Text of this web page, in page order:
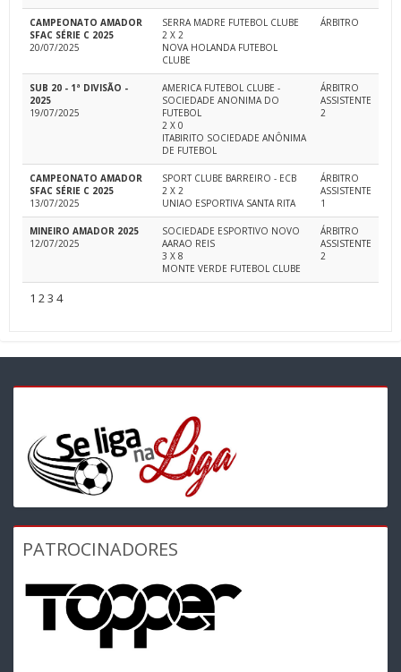
CAMPEONATO AMADOR
SFAC SÉRIE C 2025
20/07/2025
SERRA MADRE FUTEBOL CLUBE
2 X 2
NOVA HOLANDA FUTEBOL
CLUBE
ÁRBITRO
SUB 20 - 1ª DIVISÃO -
2025
19/07/2025
AMERICA FUTEBOL CLUBE -
SOCIEDADE ANONIMA DO
FUTEBOL
2 X 0
ITABIRITO SOCIEDADE ANÔNIMA
DE FUTEBOL
ÁRBITRO
ASSISTENTE
2
CAMPEONATO AMADOR
SFAC SÉRIE C 2025
13/07/2025
SPORT CLUBE BARREIRO - ECB
2 X 2
UNIAO ESPORTIVA SANTA RITA
ÁRBITRO
ASSISTENTE
1
MINEIRO AMADOR 2025
12/07/2025
SOCIEDADE ESPORTIVO NOVO
AARAO REIS
3 X 8
MONTE VERDE FUTEBOL CLUBE
ÁRBITRO
ASSISTENTE
2
1 23 4
PATROCINADORES